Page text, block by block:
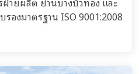
องมาตรฐาน ISO 9001:2008